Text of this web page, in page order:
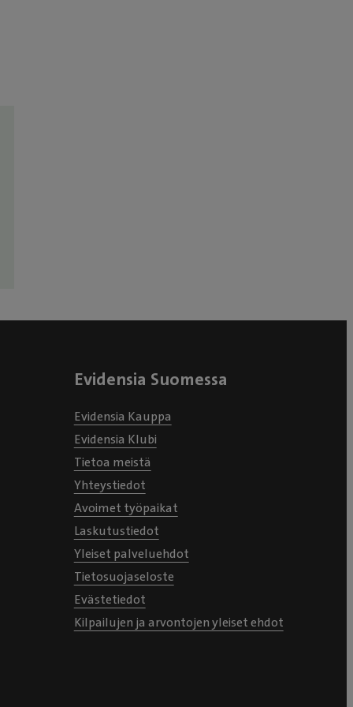
Evidensia Suomessa
Evidensia Kauppa
Evidensia Klubi
Tietoa meistä
Yhteystiedot
Avoimet työpaikat
Laskutustiedot
Yleiset palveluehdot
Tietosuojaseloste
Evästetiedot
Kilpailujen ja arvontojen yleiset ehdot